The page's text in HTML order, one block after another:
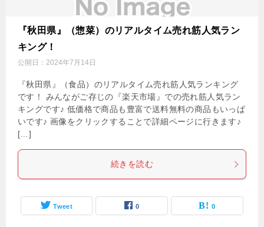
『秋田県』（惣菜）のリアルタイム売れ筋人気ラン
キング！
公開日： 2024年7月14日
『秋田県』（食品）のリアルタイム売れ筋人気ランキング
です！ みんながご存じの『楽天市場』での売れ筋人気ラン
キングです♪ 低価格で商品も豊富で送料無料の商品もいっぱ
いです♪ 画像をクリックすることで詳細ページに行きます♪
[…]
続きを読む
Tweet 0 0